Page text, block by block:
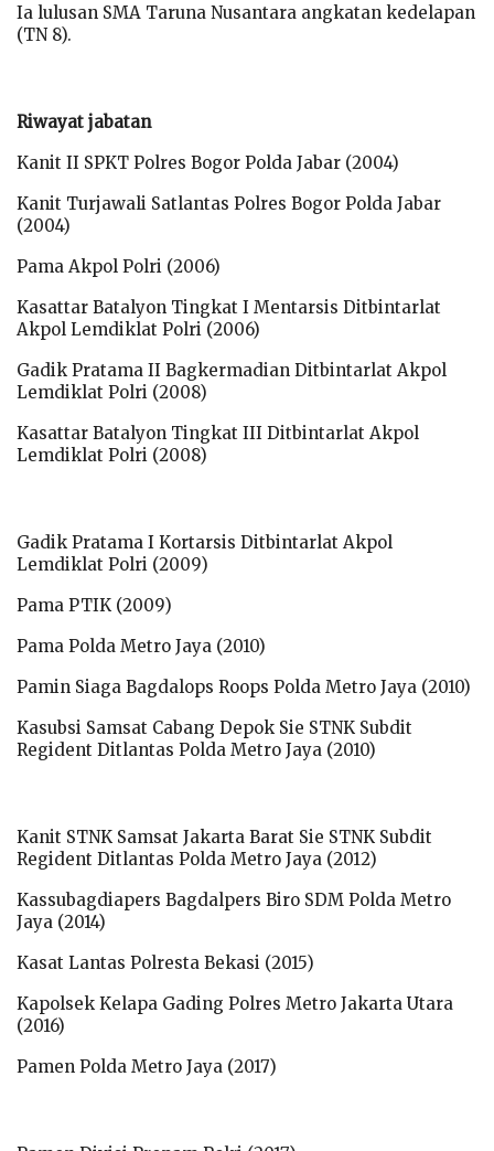
Ia lulusan SMA Taruna Nusantara angkatan kedelapan
(TN 8).
Riwayat jabatan
Kanit II SPKT Polres Bogor Polda Jabar (2004)
Kanit Turjawali Satlantas Polres Bogor Polda Jabar
(2004)
Pama Akpol Polri (2006)
Kasattar Batalyon Tingkat I Mentarsis Ditbintarlat
Akpol Lemdiklat Polri (2006)
Gadik Pratama II Bagkermadian Ditbintarlat Akpol
Lemdiklat Polri (2008)
Kasattar Batalyon Tingkat III Ditbintarlat Akpol
Lemdiklat Polri (2008)
Gadik Pratama I Kortarsis Ditbintarlat Akpol
Lemdiklat Polri (2009)
Pama PTIK (2009)
Pama Polda Metro Jaya (2010)
Pamin Siaga Bagdalops Roops Polda Metro Jaya (2010)
Kasubsi Samsat Cabang Depok Sie STNK Subdit
Regident Ditlantas Polda Metro Jaya (2010)
Kanit STNK Samsat Jakarta Barat Sie STNK Subdit
Regident Ditlantas Polda Metro Jaya (2012)
Kassubagdiapers Bagdalpers Biro SDM Polda Metro
Jaya (2014)
Kasat Lantas Polresta Bekasi (2015)
Kapolsek Kelapa Gading Polres Metro Jakarta Utara
(2016)
Pamen Polda Metro Jaya (2017)